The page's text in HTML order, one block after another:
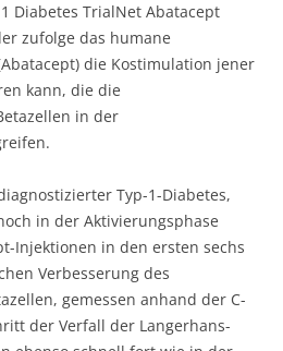
Diabetes TrialNet Abatacept
zufolge das humane
die Kostimulation jener
kann, die die
in der
Typ-1-Diabetes,
in der Aktivierungsphase
Injektionen in den ersten sechs
Verbesserung des
gemessen anhand der C-
der Verfall der Langerhans-